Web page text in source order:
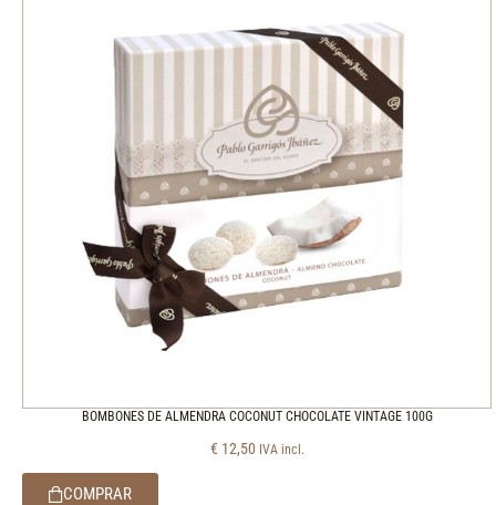
BOMBONES DE ALMENDRA COCONUT CHOCOLATE VINTAGE 100G
€ 12,50 IVA incl.
COMPRAR